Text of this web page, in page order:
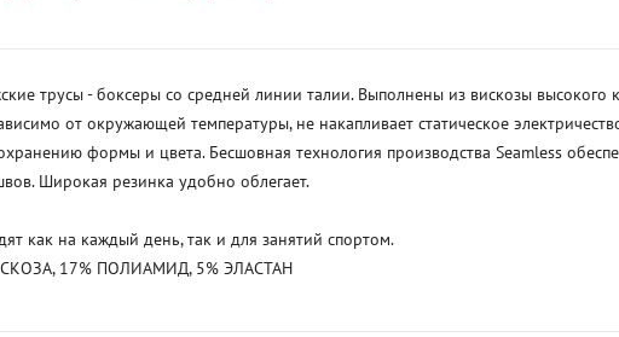
трусы - боксеры со средней линии талии. Выполнены из вискозы высокого
от окружающей температуры, не накапливает статическое
формы и цвета. Бесшовная технология производства Seamless
Широкая резинка удобно облегает.
как на каждый день, так и для занятий спортом.
17% ПОЛИАМИД, 5% ЭЛАСТАН